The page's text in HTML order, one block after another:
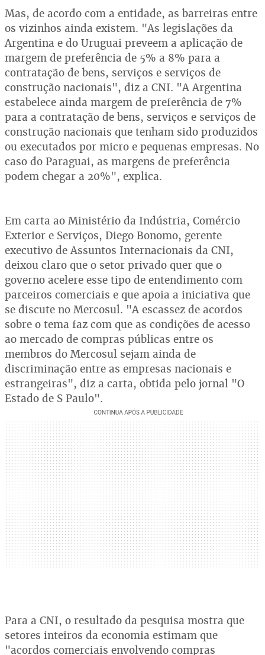
Mas, de acordo com a entidade, as barreiras entre
os vizinhos ainda existem. "As legislações da
Argentina e do Uruguai preveem a aplicação de
margem de preferência de 5% a 8% para a
contratação de bens, serviços e serviços de
construção nacionais", diz a CNI. "A Argentina
estabelece ainda margem de preferência de 7%
para a contratação de bens, serviços e serviços de
construção nacionais que tenham sido produzidos
ou executados por micro e pequenas empresas. No
caso do Paraguai, as margens de preferência
podem chegar a 20%", explica.
Em carta ao Ministério da Indústria, Comércio
Exterior e Serviços, Diego Bonomo, gerente
executivo de Assuntos Internacionais da CNI,
deixou claro que o setor privado quer que o
governo acelere esse tipo de entendimento com
parceiros comerciais e que apoia a iniciativa que
se discute no Mercosul. "A escassez de acordos
sobre o tema faz com que as condições de acesso
ao mercado de compras públicas entre os
membros do Mercosul sejam ainda de
discriminação entre as empresas nacionais e
estrangeiras", diz a carta, obtida pelo jornal "O
Estado de S Paulo".
Para a CNI, o resultado da pesquisa mostra que
setores inteiros da economia estimam que
"acordos comerciais envolvendo compras